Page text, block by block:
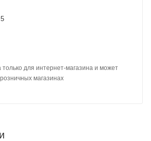
только для интернет-магазина и может
магазинах